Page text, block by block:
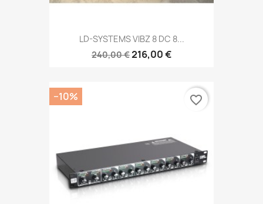
LD-SYSTEMS VIBZ 8 DC 8...
240,00 €216,00 €
−10% favorite_border